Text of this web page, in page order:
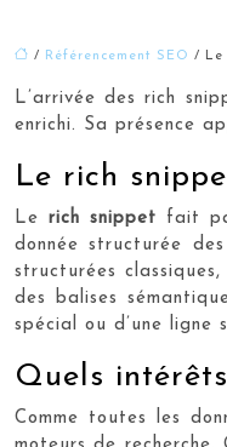
/ Référencement SEO / Le
L’arrivée des rich
enrichi. Sa présence
Le rich
Le rich snippet fait
donnée structurée
structurées
des balises
spécial ou d’une ligne
Quels
Comme toutes les